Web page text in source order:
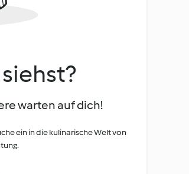
warten auf dich!
ein in die kulinarische Welt von